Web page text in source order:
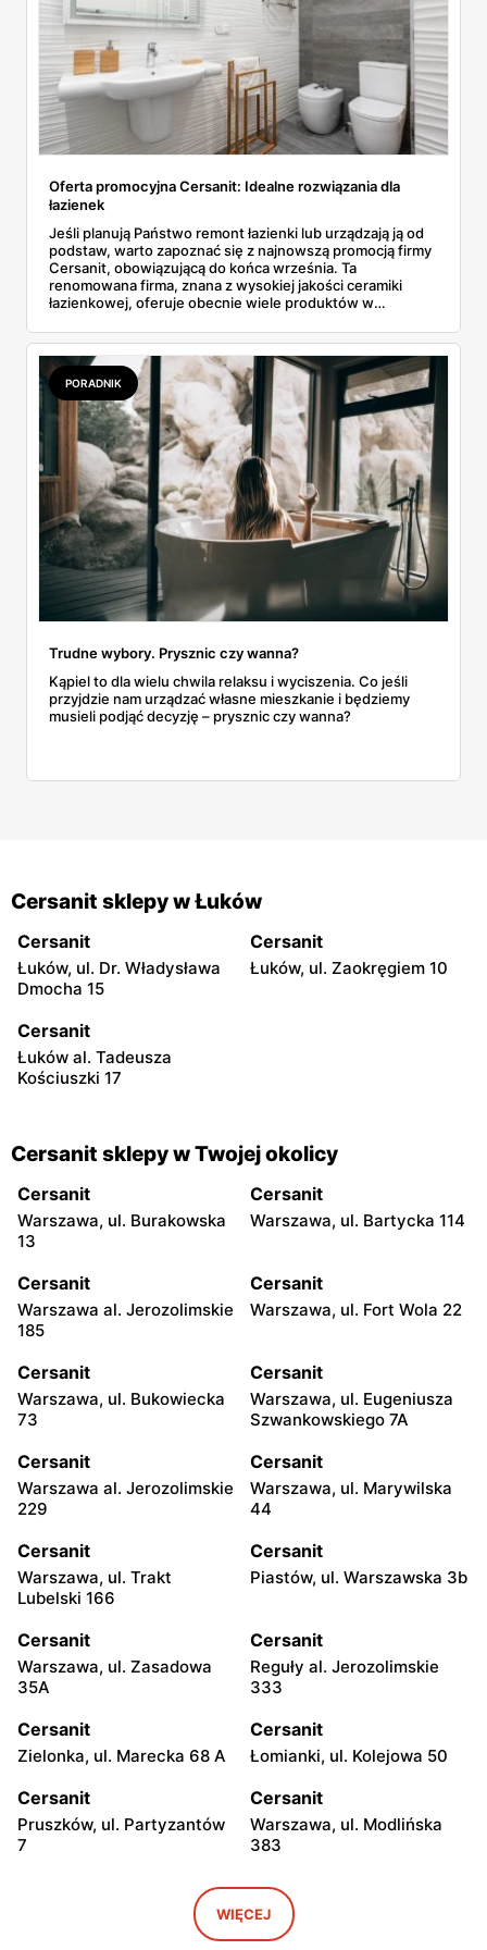
Oferta promocyjna Cersanit: Idealne rozwiązania dla
łazienek
Jeśli planują Państwo remont łazienki lub urządzają ją od
podstaw, warto zapoznać się z najnowszą promocją firmy
Cersanit, obowiązującą do końca września. Ta
renomowana firma, znana z wysokiej jakości ceramiki
łazienkowej, oferuje obecnie wiele produktów w
Państwo wszystko, co niezbędne do stworzenia
nowoczesnej, funkcjonalnej łazienki - od płytek, przez
umywalki i wanny, aż po zestawy podtynkowe i spłuczki.
Poniżej przedstawiamy szczegóły kilku najciekawszych
propozycji.
PORADNIK
Trudne wybory. Prysznic czy wanna?
​​​​​​​Kąpiel to dla wielu chwila relaksu i wyciszenia. Co jeśli
przyjdzie nam urządzać własne mieszkanie i będziemy
musieli podjąć decyzję – prysznic czy wanna?
Cersanit sklepy w Łuków
Cersanit
Łuków, ul. Dr. Władysława
Dmocha 15
Cersanit
Łuków, ul. Zaokręgiem 10
Cersanit
Łuków al. Tadeusza
Kościuszki 17
Cersanit sklepy w Twojej okolicy
Cersanit
Warszawa, ul. Burakowska
13
Cersanit
Warszawa, ul. Bartycka 114
Cersanit
Warszawa al. Jerozolimskie
185
Cersanit
Warszawa, ul. Fort Wola 22
Cersanit
Warszawa, ul. Bukowiecka
73
Cersanit
Warszawa, ul. Eugeniusza
Szwankowskiego 7A
Cersanit
Warszawa al. Jerozolimskie
229
Cersanit
Warszawa, ul. Marywilska
44
Cersanit
Warszawa, ul. Trakt
Lubelski 166
Cersanit
Piastów, ul. Warszawska 3b
Cersanit
Warszawa, ul. Zasadowa
35A
Cersanit
Reguły al. Jerozolimskie
333
Cersanit
Zielonka, ul. Marecka 68 A
Cersanit
Łomianki, ul. Kolejowa 50
Cersanit
Pruszków, ul. Partyzantów
7
Cersanit
Warszawa, ul. Modlińska
383
Ożarów Mazowiecki, ul.
Cersanit
Pruszków Al. Jerozolimskie
451
WIĘCEJ